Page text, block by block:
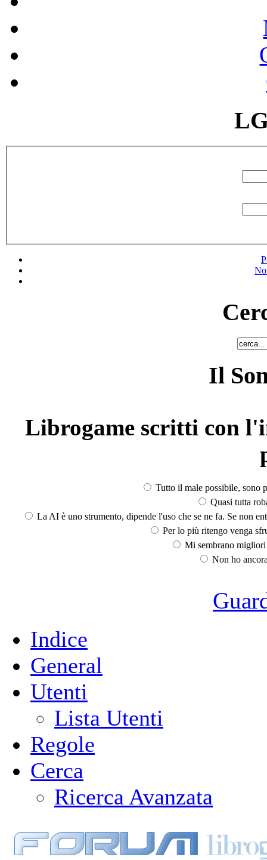
Il
Librogame scritti con
Tutto il male possibile, sono
Quasi tutta
La AI è uno strumento, dipende l'uso che se ne fa. Se non
Per lo più ritengo venga
Mi sembrano
Non ho
Indice
General
Utenti
Lista Utenti
Regole
Cerca
Ricerca Avanzata